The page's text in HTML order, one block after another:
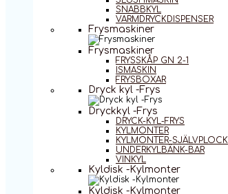
SNABBKYL
VARMDRYCKDISPENSER
Frysmaskiner
Frysmaskiner
FRYSSKÅP GN 2-1
ISMASKIN
FRYSBOXAR
Dryck kyl -Frys
Dryckkyl -Frys
DRYCK-KYL-FRYS
KYLMONTER
KYLMONTER-SJÄLVPLOCK
UNDERKYLBÄNK-BAR
VINKYL
Kyldisk -Kylmonter
Kyldisk -Kylmonter